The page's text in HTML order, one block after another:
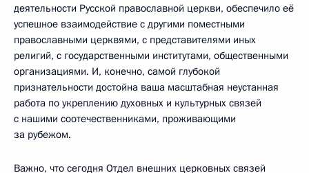
деятельности Русской православной церкви, обеспечило её
успешное взаимодействие с другими поместными
православными церквями, с представителями иных
религий, с государственными институтами, общественными
организациями. И, конечно, самой глубокой
признательности достойна ваша масштабная неустанная
работа по укреплению духовных и культурных связей
с нашими соотечественниками, проживающими
за рубежом.
Важно, что сегодня Отдел внешних церковных связей